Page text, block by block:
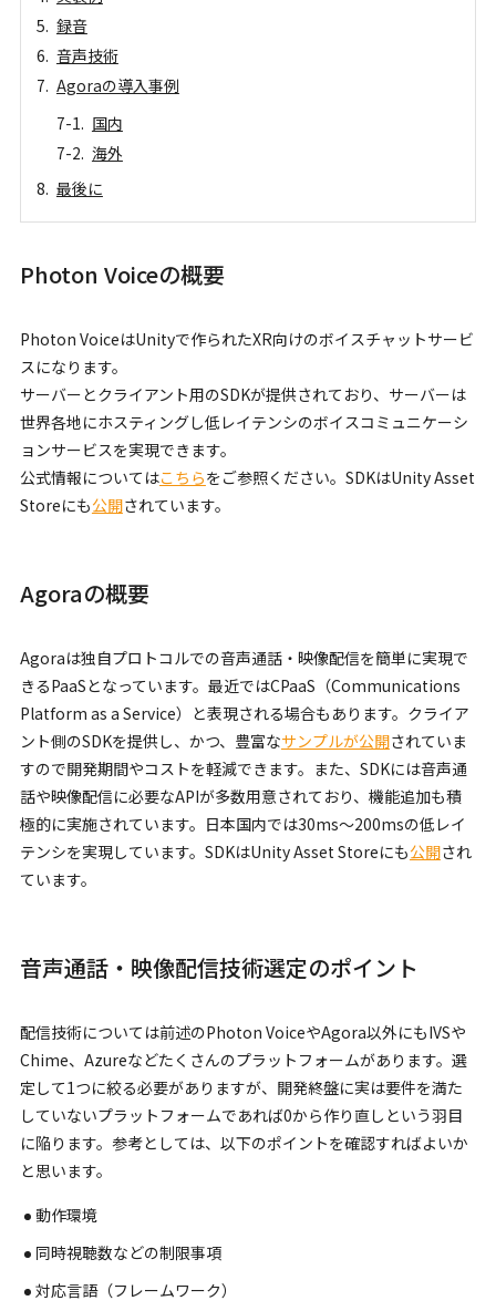
録音
音声技術
Agoraの導入事例
国内
海外
最後に
Photon Voiceの概要
Photon VoiceはUnityで作られたXR向けのボイスチャットサービ
スになります。
サーバーとクライアント用のSDKが提供されており、サーバーは
世界各地にホスティングし低レイテンシのボイスコミュニケーシ
ョンサービスを実現できます。
公式情報についてはこちらをご参照ください。SDKはUnity Asset
Storeにも公開されています。
Agoraの概要
Agoraは独自プロトコルでの音声通話・映像配信を簡単に実現で
きるPaaSとなっています。最近ではCPaaS（Communications
Platform as a Service）と表現される場合もあります。クライア
ント側のSDKを提供し、かつ、豊富なサンプルが公開されていま
すので開発期間やコストを軽減できます。また、SDKには音声通
話や映像配信に必要なAPIが多数用意されており、機能追加も積
極的に実施されています。日本国内では30ms〜200msの低レイ
テンシを実現しています。SDKはUnity Asset Storeにも公開され
ています。
音声通話・映像配信技術選定のポイント
配信技術については前述のPhoton VoiceやAgora以外にもIVSや
Chime、Azureなどたくさんのプラットフォームがあります。選
定して1つに絞る必要がありますが、開発終盤に実は要件を満た
していないプラットフォームであれば0から作り直しという羽目
に陥ります。参考としては、以下のポイントを確認すればよいか
と思います。
動作環境
同時視聴数などの制限事項
対応言語（フレームワーク）